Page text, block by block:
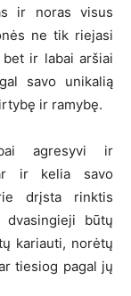
ir noras visus
ne tik riejasi
ir labai aršiai
savo unikalią
ir ramybę.
agresyvi ir
ir kelia savo
drįsta rinktis
būtų
kariauti, norėtų
tiesiog pagal jų